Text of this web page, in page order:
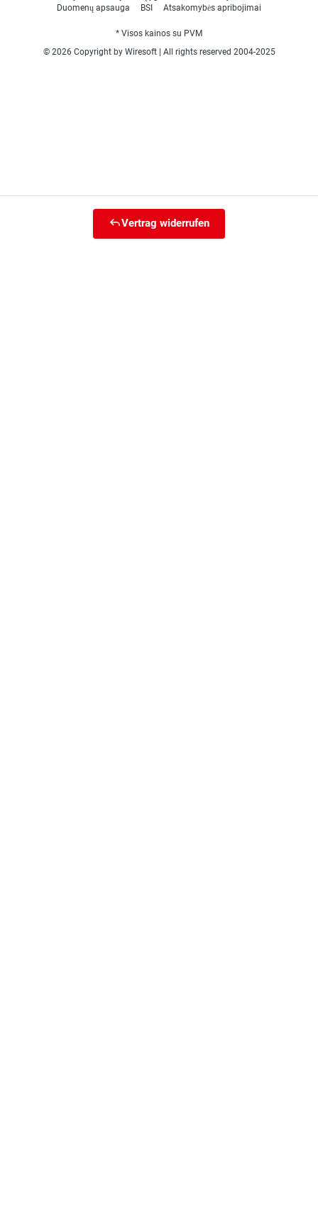
Duomenų apsauga
BSI Atsakomybės apribojimai
* Visos kainos su PVM
© 2026 Copyright by Wiresoft | All rights reserved 2004-2025
Vertrag widerrufen